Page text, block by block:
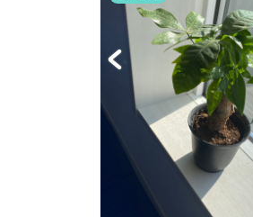
高品質winningグロー